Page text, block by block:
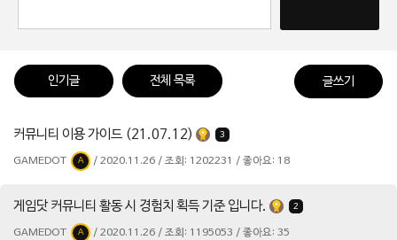
인기글 전체 목록 글쓰기
커뮤니티 이용 가이드 (21.07.12) 3
GAMEDOT A / 2020.11.26 / 조회: 1202231 / 좋아요: 18
게임닷 커뮤니티 활동 시 경험치 획득 기준 입니다. 2
GAMEDOT A / 2020.11.26 / 조회: 1195053 / 좋아요: 35